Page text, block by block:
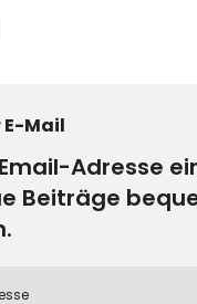
E-Mail
Adresse
Beiträge